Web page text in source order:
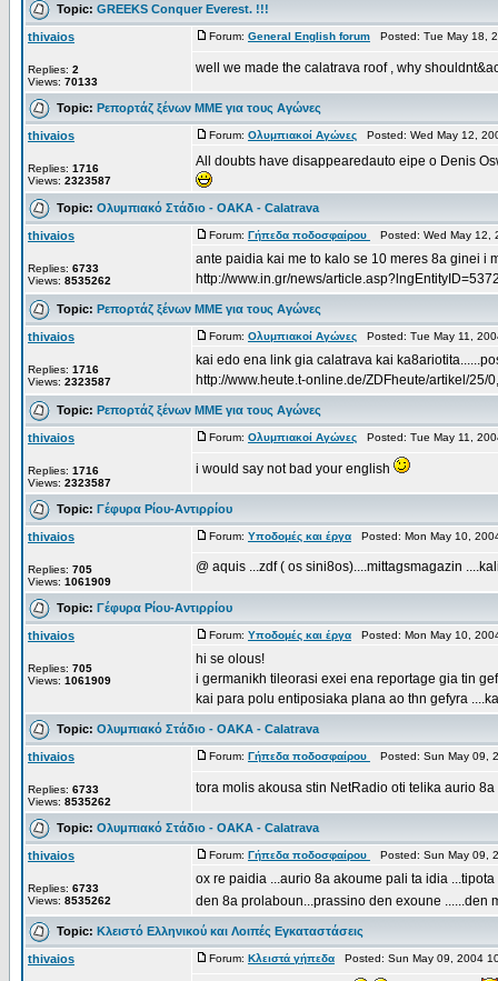
Topic: GREEKS Conquer Everest. !!!
thivaios
Replies: 2
Views: 70133
Forum: General English forum Posted: Tue May 18,
well we made the calatrava roof , why
Topic: Ρεπορτάζ ξένων ΜΜΕ για τους Αγώνες
thivaios
Replies: 1716
Views: 2323587
Forum: Ολυμπιακοί Αγώνες Posted: Wed May 12,
All doubts have disappearedauto eipe o Denis
Topic: Ολυμπιακό Στάδιο - OAKA - Calatrava
thivaios
Replies: 6733
Views: 8535262
Forum: Γήπεδα ποδοσφαίρου Posted: Wed May
ante paidia kai me to kalo se 10 meres 8a ginei i
http://www.in.gr/news/
Topic: Ρεπορτάζ ξένων ΜΜΕ για τους Αγώνες
thivaios
Replies: 1716
Views: 2323587
Forum: Ολυμπιακοί Αγώνες Posted: Tue May 11,
kai edo ena link gia calatrava kai
http://www.heute.t-online.de/ZDFheute/artikel/25/
Topic: Ρεπορτάζ ξένων ΜΜΕ για τους Αγώνες
thivaios
Replies: 1716
Views: 2323587
Forum: Ολυμπιακοί Αγώνες Posted: Tue May 11,
i would say not bad your english
Topic: Γέφυρα Ρίου-Αντιρρίου
thivaios
Replies: 705
Views: 1061909
Forum: Υποδομές και έργα Posted: Mon May 10,
@ aquis ...zdf ( os sini8os)....mittagsmagazin
Topic: Γέφυρα Ρίου-Αντιρρίου
thivaios
Replies: 705
Views: 1061909
Forum: Υποδομές και έργα Posted: Mon May 10,
hi se olous!
i germanikh tileorasi exei ena reportage gia tin
kai para polu entiposiaka plana ao thn gefyra
Topic: Ολυμπιακό Στάδιο - OAKA - Calatrava
thivaios
Replies: 6733
Views: 8535262
Forum: Γήπεδα ποδοσφαίρου Posted: Sun May 09,
tora molis akousa stin NetRadio oti telika aurio
Topic: Ολυμπιακό Στάδιο - OAKA - Calatrava
thivaios
Replies: 6733
Views: 8535262
Forum: Γήπεδα ποδοσφαίρου Posted: Sun May 09,
ox re paidia ...aurio 8a akoume pali ta idia
den 8a prolaboun...prassino den exoune ......den
Topic: Κλειστό Ελληνικού και Λοιπές Εγκαταστάσεις
thivaios Forum: Κλειστά γήπεδα Posted: Sun May 09, 2004